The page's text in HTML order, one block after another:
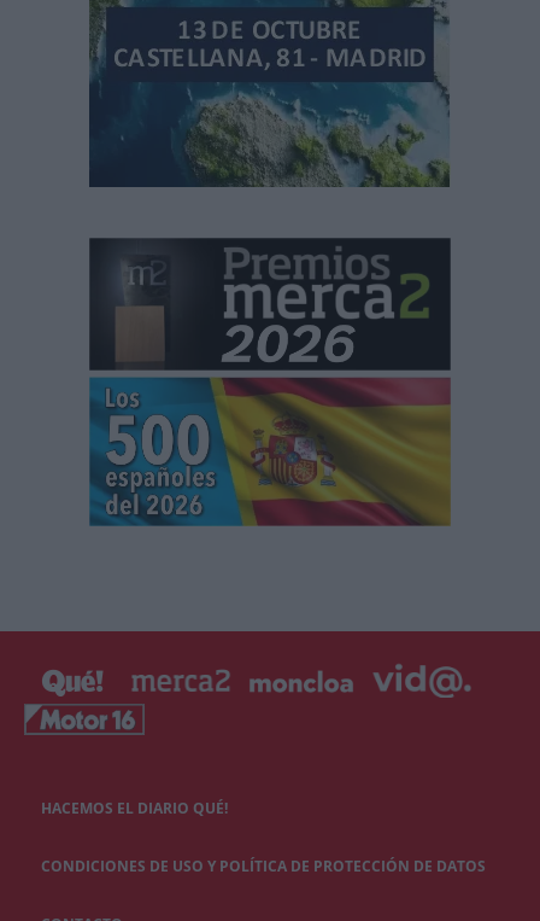
HACEMOS EL DIARIO QUÉ!
CONDICIONES DE USO Y POLÍTICA DE PROTECCIÓN DE DATOS